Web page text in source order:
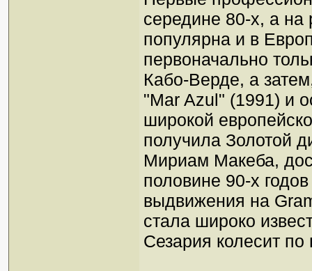
середине 80-х, а на
популярна и в
первоначально
Кабо-Верде, а
"Mar Azul" (1991) и
широкой
получила Золотой
Мириам Макеба,
половине 90-х
выдвижения на
стала широко
Сезария колесит